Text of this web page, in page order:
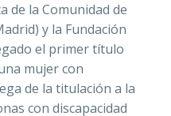
de la Comunidad de
y la Fundación
el primer título
mujer con
de la titulación a la
con discapacidad